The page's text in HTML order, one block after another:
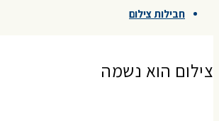
חבילות צילום
צילום הוא נשמה